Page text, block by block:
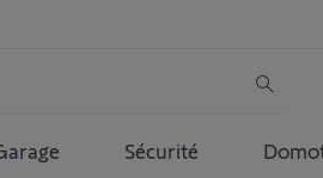
Sécurité